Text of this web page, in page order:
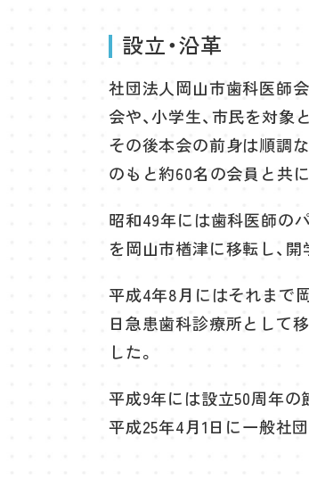
設立・沿革
社団法人岡山市歯科医師
会や、小学生、市民を対
その後本会の前身は順調
のもと約60名の会員と共
昭和49年には歯科医師の
を岡山市楢津に移転し、
平成4年8月にはそれまで
日急患歯科診療所として
した。
平成9年には設立50周年の
平成25年4月1日に一般社